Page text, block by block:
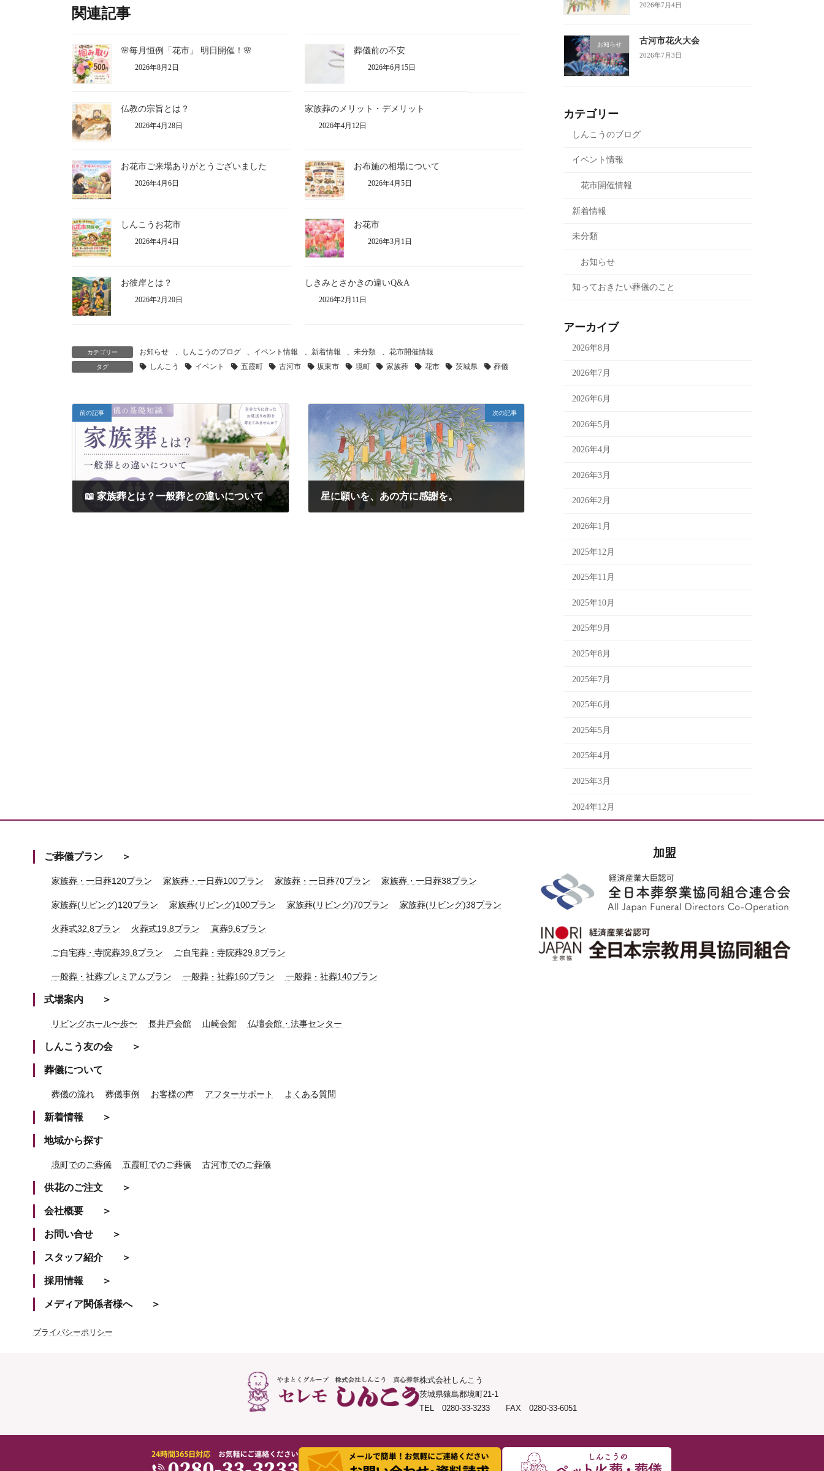
関連記事
🌸毎月恒例「花市」 明日開催！🌸
2026年8月2日
葬儀前の不安
2026年6月15日
仏教の宗旨とは？
2026年4月28日
家族葬のメリット・デメリット
2026年4月12日
お花市ご来場ありがとうございました
2026年4月6日
お布施の相場について
2026年4月5日
しんこうお花市
2026年4月4日
お花市
2026年3月1日
お彼岸とは？
2026年2月20日
しきみとさかきの違いQ&A
2026年2月11日
カテゴリー お知らせ しんこうのブログ イベント情報 新着情報 、未分類 花市開催情報
タグ しんこう イベント 五霞町 古河市 坂東市 境町 家族葬 花市 茨城県 葬儀
前の記事
📖 家族葬とは？一般葬との違いについて
次の記事
星に願いを、あの方に感謝を。
2026年7月4日
お知らせ 古河市花火大会
2026年7月3日
カテゴリー
しんこうのブログ
イベント情報
花市開催情報
新着情報
未分類
お知らせ
知っておきたい葬儀のこと
アーカイブ
2026年8月
2026年7月
2026年6月
2026年5月
2026年4月
2026年3月
2026年2月
2026年1月
2025年12月
2025年11月
2025年10月
2025年9月
2025年8月
2025年7月
2025年6月
2025年5月
2025年4月
2025年3月
2024年12月
ご葬儀プラン
家族葬・一日葬120プラン 家族葬・一日葬100プラン 家族葬・一日葬70プラン 家族葬・一日葬38プラン
家族葬(リビング)120プラン 家族葬(リビング)100プラン 家族葬(リビング)70プラン 家族葬(リビング)38プラン
火葬式32.8プラン 火葬式19.8プラン 直葬9.6プラン
ご自宅葬・寺院葬39.8プラン ご自宅葬・寺院葬29.8プラン
一般葬・社葬プレミアムプラン 一般葬・社葬160プラン 一般葬・社葬140プラン
式場案内
リビングホール〜歩〜 長井戸会館 山崎会館 仏壇会館・法事センター
しんこう友の会
葬儀について
葬儀の流れ 葬儀事例 お客様の声 アフターサポート よくある質問
新着情報
地域から探す
境町でのご葬儀 五霞町でのご葬儀 古河市でのご葬儀
供花のご注文
会社概要
お問い合せ
スタッフ紹介
採用情報
メディア関係者様へ
プライバシーポリシー
加盟
株式会社しんこう
茨城県猿島郡境町21-1
TEL 0280-33-3233 FAX 0280-33-6051